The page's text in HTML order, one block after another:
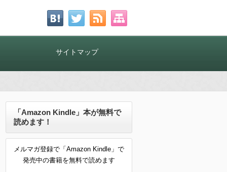
サイトマップ
「Amazon Kindle」本が無料で
読めます！
メルマガ登録で「Amazon Kindle」で
発売中の書籍を無料で読めます